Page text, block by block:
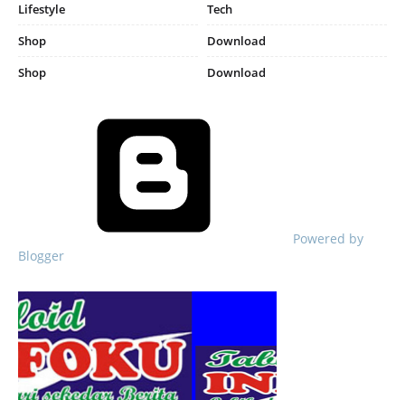
Lifestyle
Tech
Shop
Download
Shop
Download
Powered by
Blogger